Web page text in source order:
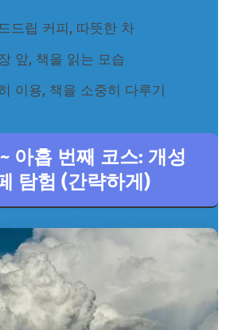
드립 커피, 따뜻한 차
앞, 책을 읽는 모습
이용, 책을 소중히 다루기
아홉 번째 코스: 개성
탐험 (간략하게)